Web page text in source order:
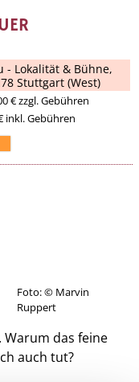
- Lokalität & Bühne,
Stuttgart (West)
€ zzgl. Gebühren
inkl. Gebühren
Foto: © Marvin
Ruppert
Warum das feine
auch tut?